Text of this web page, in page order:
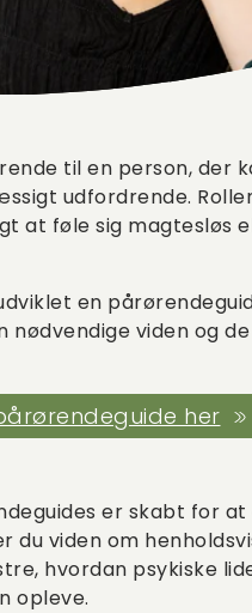
til en person, der
udfordrende.
at føle sig magtesløs
en
nødvendige viden og
her
er skabt for
du viden om
hvordan psykiske
opleve.